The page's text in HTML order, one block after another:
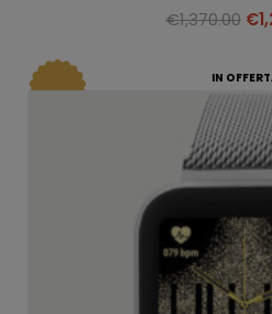
€1,370.00 €
IN